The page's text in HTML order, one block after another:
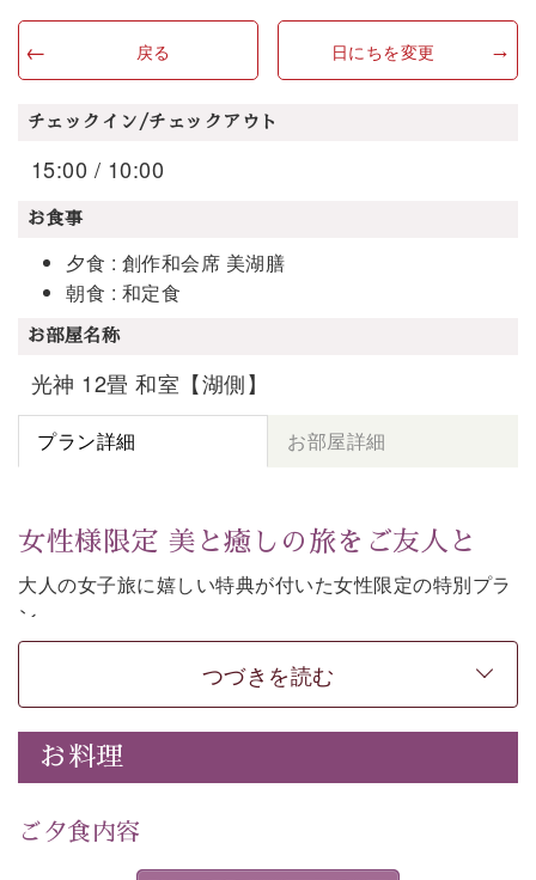
戻る 日にちを変更
チェックイン/チェックアウト
15:00 / 10:00
お食事
夕食 : 創作和会席 美湖膳
朝食 : 和定食
お部屋名称
光神 12畳 和室【湖側】
プラン詳細 お部屋詳細
女性様限定 美と癒しの旅をご友人と
大人の女子旅に嬉しい特典が付いた女性限定の特別プラ
ン。
女性同士の癒しの旅を愉しみたいならこちら。
-----------【安心への取り組み】----------
個室料亭、貸切風呂のご利用が可能な上、 安心安全にご
滞在いただけるよう
30項目以上からなる独自の衛生・消毒プログラムの基、
---------------------------------------------
■内容&特典■
つづきを読む
お料理
ご夕食内容